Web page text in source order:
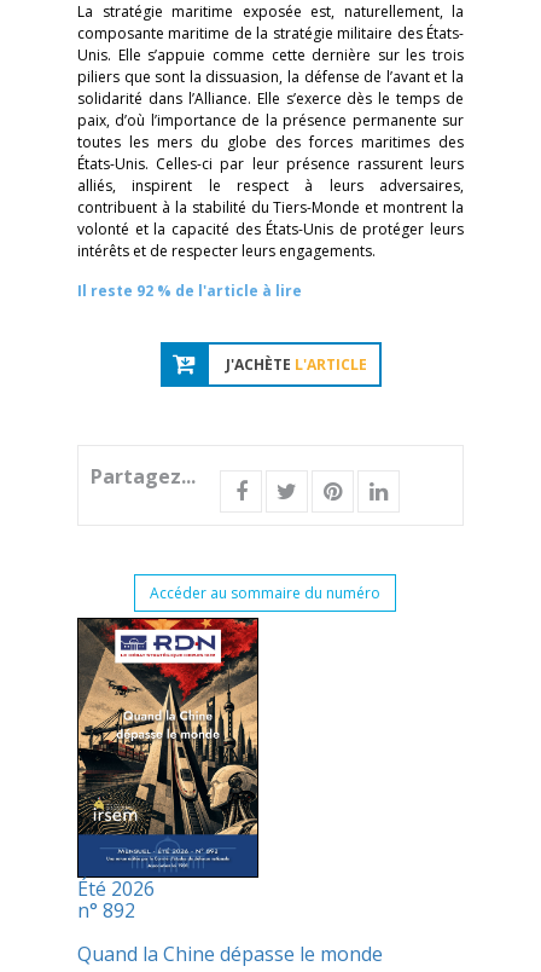
La stratégie maritime exposée est, naturellement, la
composante maritime de la stratégie militaire des États-
Unis. Elle s’appuie comme cette dernière sur les trois
piliers que sont la dissuasion, la défense de l’avant et la
solidarité dans l’Alliance. Elle s’exerce dès le temps de
paix, d’où l’importance de la présence permanente sur
toutes les mers du globe des forces maritimes des
États-Unis. Celles-ci par leur présence rassurent leurs
alliés, inspirent le respect à leurs adversaires,
contribuent à la stabilité du Tiers-Monde et montrent la
volonté et la capacité des États-Unis de protéger leurs
intérêts et de respecter leurs engagements.
Il reste 92 % de l'article à lire
J'ACHÈTE L'ARTICLE
Partagez...
Accéder au sommaire du numéro
Été 2026
n° 892
Quand la Chine dépasse le monde